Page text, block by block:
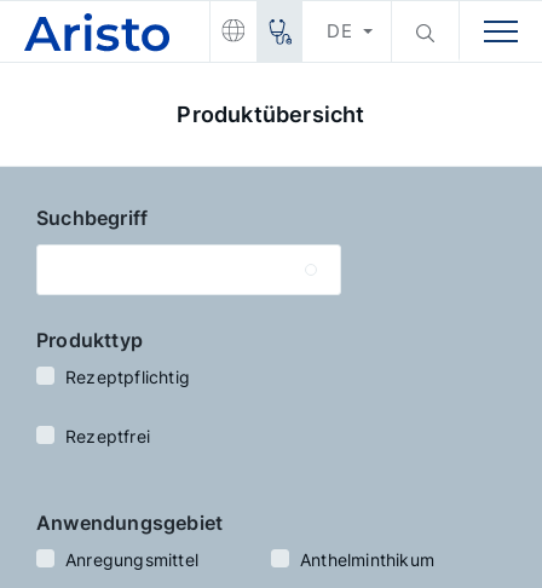
DE
Produktübersicht
Suchbegriff
Produkttyp
Rezeptpflichtig
Rezeptfrei
Anwendungs­gebiet
Anregungsmittel
Anthelminthikum